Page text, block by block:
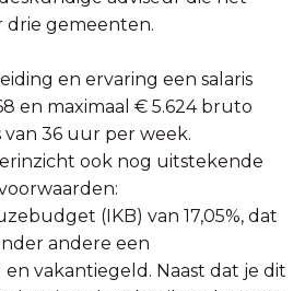
drie gemeenten.
en ervaring een salaris
en maximaal € 5.624 bruto
van 36 uur per week.
ook nog uitstekende
(IKB) van 17,05%, dat
andere een
vakantiegeld. Naast dat je dit